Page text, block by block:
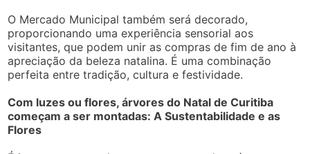
O Mercado Municipal também será decorado,
proporcionando uma experiência sensorial aos
visitantes, que podem unir as compras de fim de ano à
apreciação da beleza natalina. É uma combinação
perfeita entre tradição, cultura e festividade.
Com luzes ou flores, árvores do Natal de Curitiba
começam a ser montadas: A Sustentabilidade e as
Flores